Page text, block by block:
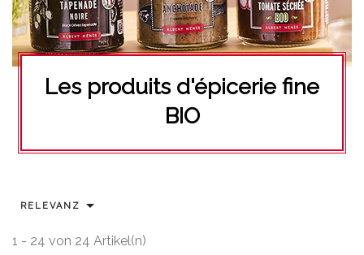
Les produits d'épicerie fine
BIO
RELEVANZ 
1 - 24 von 24 Artikel(n)